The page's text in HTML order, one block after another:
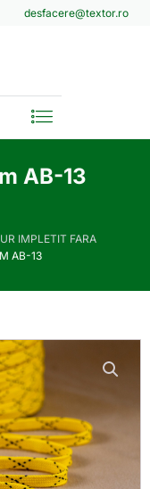
desfacere@textor.ro
AB-13
IMPLETIT FARA
AB-13